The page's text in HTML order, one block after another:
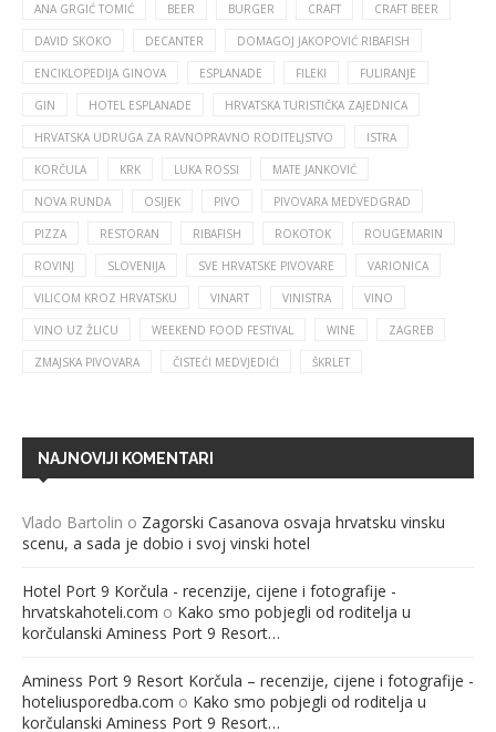
ANA GRGIĆ TOMIĆ BEER BURGER CRAFT CRAFT BEER
DAVID SKOKO DECANTER DOMAGOJ JAKOPOVIĆ RIBAFISH
ENCIKLOPEDIJA GINOVA ESPLANADE FILEKI FULIRANJE
GIN HOTEL ESPLANADE HRVATSKA TURISTIČKA ZAJEDNICA
HRVATSKA UDRUGA ZA RAVNOPRAVNO RODITELJSTVO ISTRA
KORČULA KRK LUKA ROSSI MATE JANKOVIĆ
NOVA RUNDA OSIJEK PIVO PIVOVARA MEDVEDGRAD
PIZZA RESTORAN RIBAFISH ROKOTOK ROUGEMARIN
ROVINJ SLOVENIJA SVE HRVATSKE PIVOVARE VARIONICA
VILICOM KROZ HRVATSKU VINART VINISTRA VINO
VINO UZ ŽLICU WEEKEND FOOD FESTIVAL WINE ZAGREB
ZMAJSKA PIVOVARA ČISTEĆI MEDVJEDIĆI ŠKRLET
NAJNOVIJI KOMENTARI
Vlado Bartolin o Zagorski Casanova osvaja hrvatsku vinsku
scenu, a sada je dobio i svoj vinski hotel
Hotel Port 9 Korčula - recenzije, cijene i fotografije -
hrvatskahoteli.com o Kako smo pobjegli od roditelja u
korčulanski Aminess Port 9 Resort…
Aminess Port 9 Resort Korčula – recenzije, cijene i fotografije -
hoteliusporedba.com o Kako smo pobjegli od roditelja u
korčulanski Aminess Port 9 Resort…